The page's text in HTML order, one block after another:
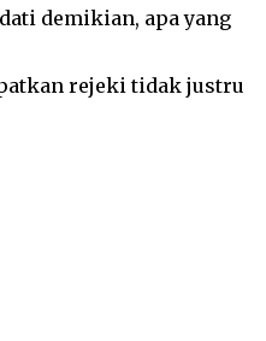
demikian, apa yang
rejeki tidak justru